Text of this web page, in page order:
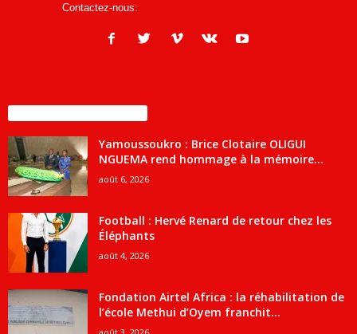
Contactez-nous:
Yamoussoukro : Brice Clotaire OLIGUI
NGUEMA rend hommage à la mémoire...
août 6, 2026
Football : Hervé Renard de retour chez les
Éléphants
août 4, 2026
Fondation Airtel Africa : la réhabilitation de
l’école Methui d’Oyem franchit...